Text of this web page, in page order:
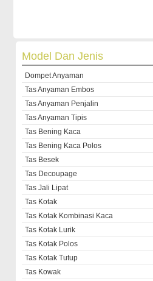
Model Dan Jenis
Dompet Anyaman
Tas Anyaman Embos
Tas Anyaman Penjalin
Tas Anyaman Tipis
Tas Bening Kaca
Tas Bening Kaca Polos
Tas Besek
Tas Decoupage
Tas Jali Lipat
Tas Kotak
Tas Kotak Kombinasi Kaca
Tas Kotak Lurik
Tas Kotak Polos
Tas Kotak Tutup
Tas Kowak